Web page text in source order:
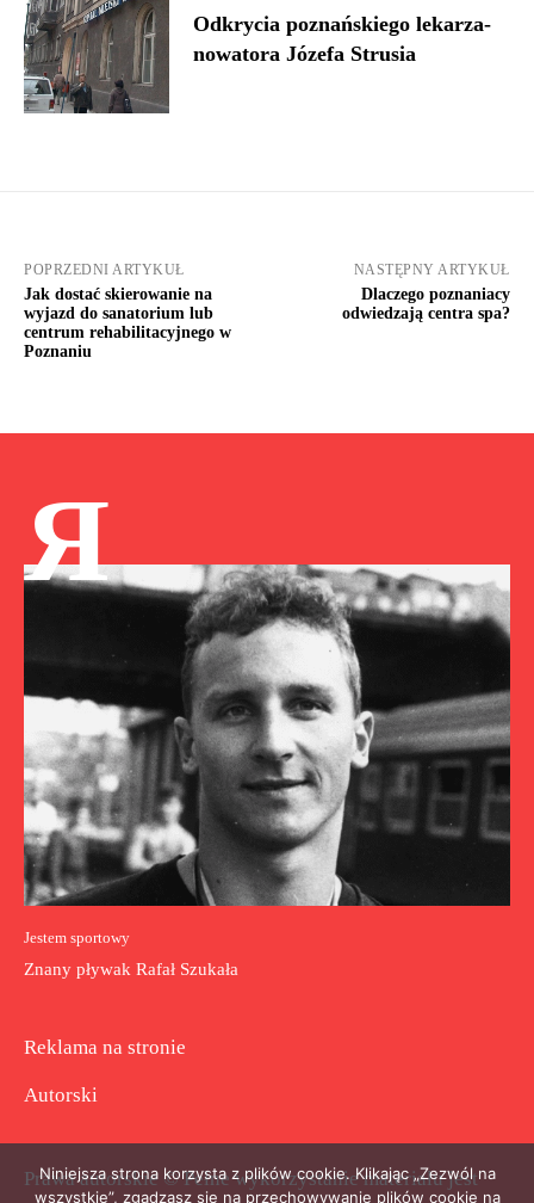
Odkrycia poznańskiego lekarza-
nowatora Józefa Strusia
POPRZEDNI ARTYKUŁ
Jak dostać skierowanie na
wyjazd do sanatorium lub
centrum rehabilitacyjnego w
Poznaniu
NASTĘPNY ARTYKUŁ
Dlaczego poznaniacy
odwiedzają centra spa?
Я
Jestem sportowy
Znany pływak Rafał Szukała
Reklama na stronie
Autorski
Prawa autorskie © Pełne wykorzystanie materiału jest
Niniejsza strona korzysta z plików cookie. Klikając „Zezwól na
wszystkie”, zgadzasz się na przechowywanie plików cookie na